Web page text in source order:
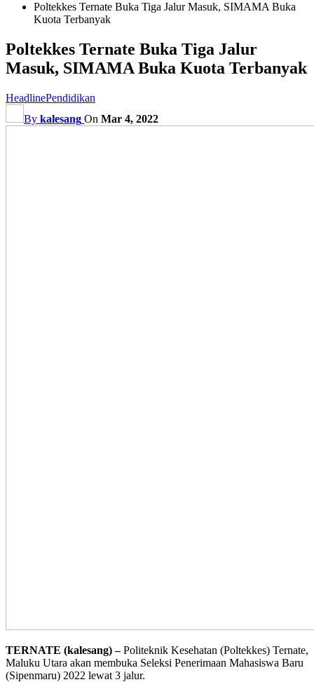
Poltekkes Ternate Buka Tiga Jalur Masuk, SIMAMA Buka
Kuota Terbanyak
Poltekkes Ternate Buka Tiga Jalur
Masuk, SIMAMA Buka Kuota Terbanyak
HeadlinePendidikan
By kalesang On Mar 4, 2022
TERNATE (kalesang) –Politeknik Kesehatan (Poltekkes) Ternate,
Maluku Utara akan membuka Seleksi Penerimaan Mahasiswa Baru
(Sipenmaru) 2022 lewat 3 jalur.